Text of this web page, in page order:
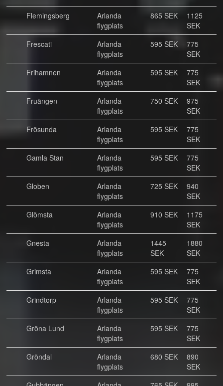
Flemingsberg
Arlanda
flygplats
865 SEK
1125
SEK
Frescati
Arlanda
flygplats
595 SEK
775
SEK
Frihamnen
Arlanda
flygplats
595 SEK
775
SEK
Fruängen
Arlanda
flygplats
750 SEK
975
SEK
Frösunda
Arlanda
flygplats
595 SEK
775
SEK
Gamla Stan
Arlanda
flygplats
595 SEK
775
SEK
Globen
Arlanda
flygplats
725 SEK
940
SEK
Glömsta
Arlanda
flygplats
910 SEK
1175
SEK
Gnesta
Arlanda
flygplats
1445
SEK
1880
SEK
Grimsta
Arlanda
flygplats
595 SEK
775
SEK
Grindtorp
Arlanda
flygplats
595 SEK
775
SEK
Gröna Lund
Arlanda
flygplats
595 SEK
775
SEK
Gröndal
Arlanda
flygplats
680 SEK
890
SEK